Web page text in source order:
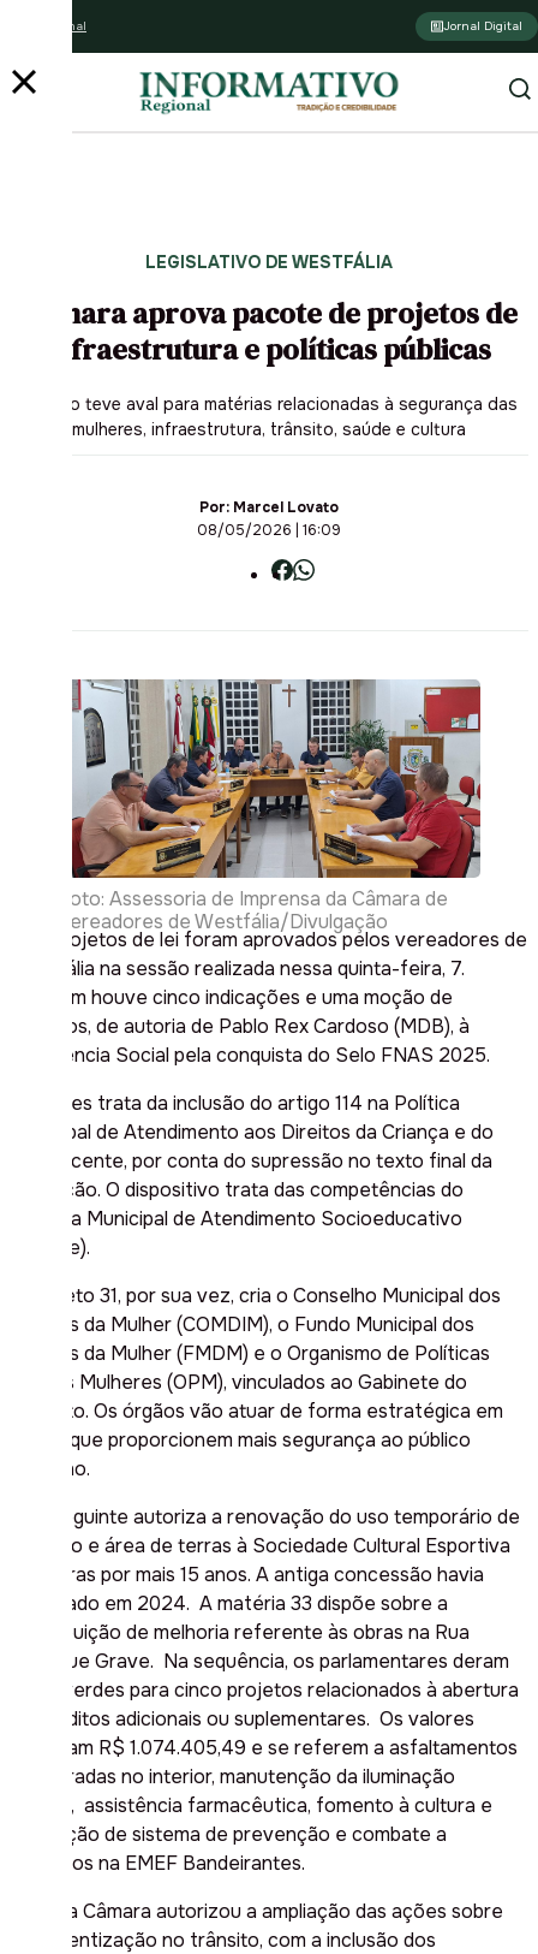
Assine o jornal Jornal Digital
LEGISLATIVO DE WESTFÁLIA
Câmara aprova pacote de projetos de
infraestrutura e políticas públicas
Sessão teve aval para matérias relacionadas à segurança das
mulheres, infraestrutura, trânsito, saúde e cultura
Por: Marcel Lovato
08/05/2026 | 16:09
Foto: Assessoria de Imprensa da Câmara de
Vereadores de Westfália/Divulgação
Dez projetos de lei foram aprovados pelos vereadores de
Westfália na sessão realizada nessa quinta-feira, 7.
Também houve cinco indicações e uma moção de
aplausos, de autoria de Pablo Rex Cardoso (MDB), à
Assistência Social pela conquista do Selo FNAS 2025.
Um deles trata da inclusão do artigo 114 na Política
Municipal de Atendimento aos Direitos da Criança e do
Adolescente, por conta do supressão no texto final da
legislação. O dispositivo trata das competências do
Sistema Municipal de Atendimento Socioeducativo
(Simase).
O projeto 31, por sua vez, cria o Conselho Municipal dos
Direitos da Mulher (COMDIM), o Fundo Municipal dos
Direitos da Mulher (FMDM) e o Organismo de Políticas
para as Mulheres (OPM), vinculados ao Gabinete do
Prefeito. Os órgãos vão atuar de forma estratégica em
ações que proporcionem mais segurança ao público
feminino.
Já o seguinte autoriza a renovação do uso temporário de
pavilhão e área de terras à Sociedade Cultural Esportiva
Palmeiras por mais 15 anos. A antiga concessão havia
terminado em 2024. A matéria 33 dispõe sobre a
contribuição de melhoria referente às obras na Rua
Henrique Grave. Na sequência, os parlamentares deram
sinais verdes para cinco projetos relacionados à abertura
de créditos adicionais ou suplementares. Os valores
alcançam R$ 1.074.405,49 e se referem a asfaltamentos
de estradas no interior, manutenção da iluminação
pública, assistência farmacêutica, fomento à cultura e
instalação de sistema de prevenção e combate a
incêndios na EMEF Bandeirantes.
Ainda, a Câmara autorizou a ampliação das ações sobre
conscientização no trânsito, com a inclusão dos